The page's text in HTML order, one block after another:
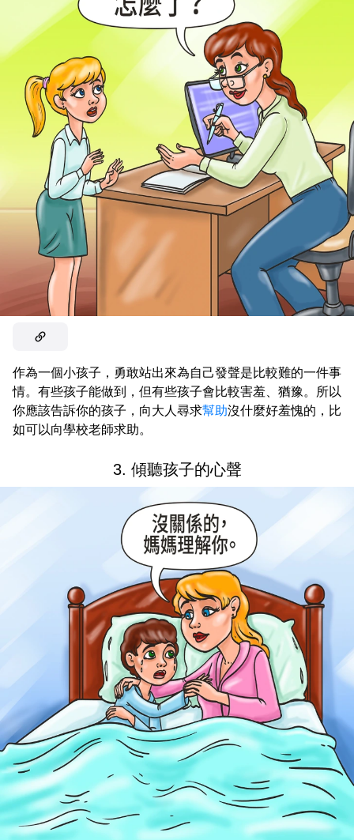
作為一個小孩子，勇敢站出來為自己發聲是比較難的一件事
情。有些孩子能做到，但有些孩子會比較害羞、猶豫。所以
你應該告訴你的孩子，向大人尋求幫助沒什麼好羞愧的，比
如可以向學校老師求助。
3. 傾聽孩子的心聲